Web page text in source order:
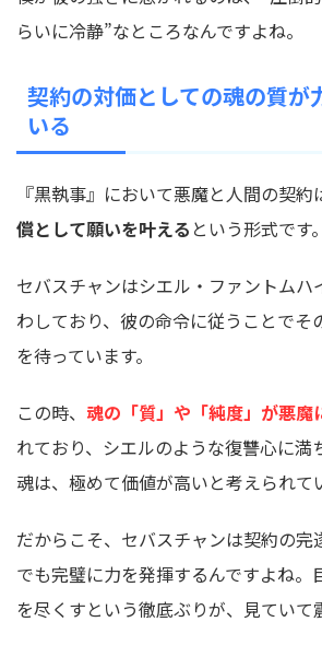
らいに冷静”なところなんですよね。
契約の対価としての魂の質が
いる
『黒執事』において悪魔と人間の契約
償として願いを叶える という形式です。
セバスチャンはシエル・ファントムハ
わしており、彼の命令に従うことでそ
を待っています。
この時、 魂の「質」や「純度」が悪魔
れており、シエルのような復讐心に満
魂は、極めて価値が高いと考えられて
だからこそ、セバスチャンは契約の完
でも完璧に力を発揮するんですよね。
を尽くすという徹底ぶりが、見ていて